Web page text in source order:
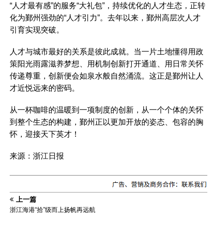
“人才最有感”的服务“大礼包”，持续优化的人才生态，正转
化为鄞州强劲的“人才引力”。去年以来，鄞州高层次人才
引育实现突破。
人才与城市最好的关系是彼此成就。当一片土地懂得用政
策阳光雨露滋养梦想、用机制创新打开通道、用日常关怀
传递尊重，创新便会如泉水般自然涌流。这正是鄞州让人
才近悦远来的密码。
从一杯咖啡的温暖到一项制度的创新，从一个个体的关怀
到整个生态的构建，鄞州正以更加开放的姿态、包容的胸
怀，迎接天下英才！
来源：浙江日报
上一篇
浙江海港“拾”级而上扬帆再远航